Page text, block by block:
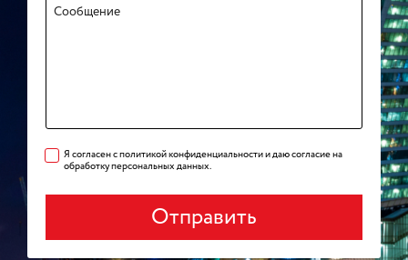
Я согласен с политикой конфиденциальности и даю согласие на
обработку персональных данных.
Отправить